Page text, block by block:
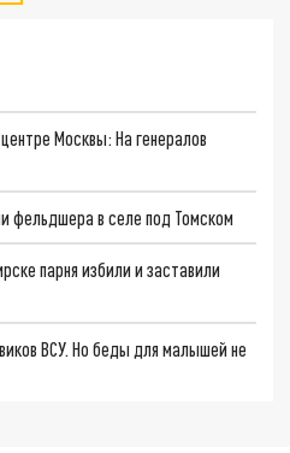
Москвы: На генералов
фельдшера в селе под Томском
парня избили и заставили
ВСУ. Но беды для малышей не